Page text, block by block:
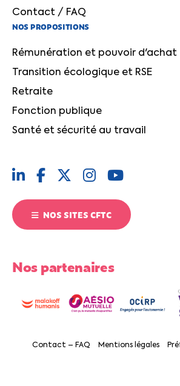
Contact / FAQ
NOS PROPOSITIONS
Rémunération et pouvoir d'achat
Transition écologique et RSE
Retraite
Fonction publique
Santé et sécurité au travail
NOS SITES CFTC
Nos partenaires
Contact – FAQ Mentions légales